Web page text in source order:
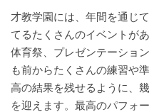
子育て支援プログラム
インタビュー
保護者の声
才教学園には、年間を通じ
てるたくさんのイベントが
体育祭、プレゼンテーショ
も前からたくさんの練習や
高の結果を残せるように、
を迎えます。最高のパフォ